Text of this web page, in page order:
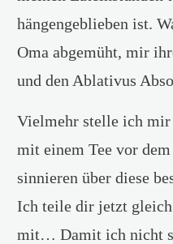
hängengeblieben ist.
Oma abgemüht, mir
und den Ablativus
Vielmehr stelle ich mir
mit einem Tee vor
sinnieren über diese
Ich teile dir jetzt gleich
mit… Damit ich nicht